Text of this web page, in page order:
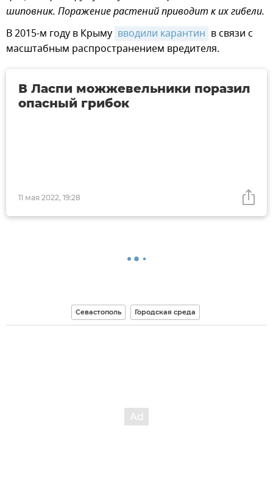
шиповник. Поражение растений приводит к их гибели.
В 2015-м году в Крыму вводили карантин в связи с
масштабным распространением вредителя.
11 мая 2022, 19:28
В Ласпи можжевельники поразил
опасный грибок
Севастополь Городская среда